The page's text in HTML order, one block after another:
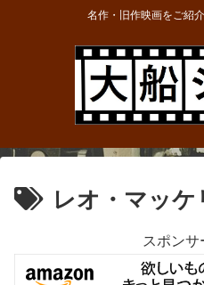
名作・旧作映画をご紹
レオ・マッケ
スポンサ